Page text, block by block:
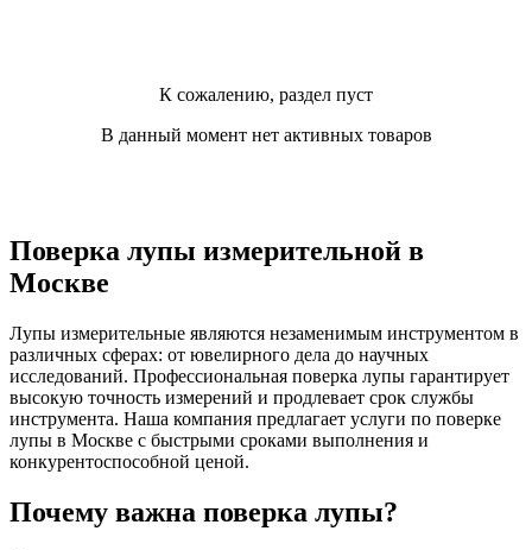
К сожалению, раздел пуст
В данный момент нет активных товаров
Поверка лупы измерительной в
Москве
Лупы измерительные являются незаменимым инструментом в
различных сферах: от ювелирного дела до научных
исследований. Профессиональная поверка лупы гарантирует
высокую точность измерений и продлевает срок службы
инструмента. Наша компания предлагает услуги по поверке
лупы в Москве с быстрыми сроками выполнения и
конкурентоспособной ценой.
Почему важна поверка лупы?